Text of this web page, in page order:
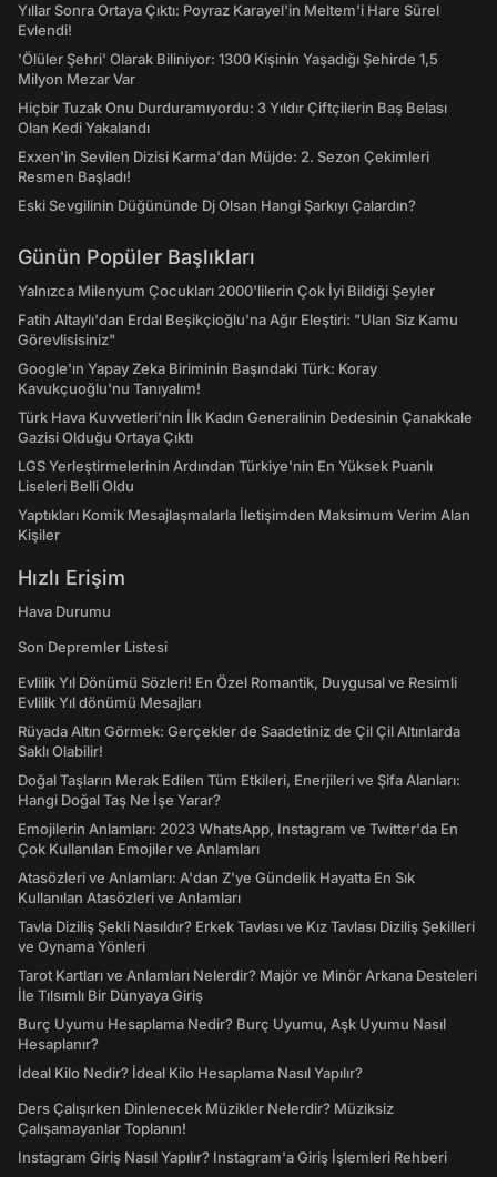
Yıllar Sonra Ortaya Çıktı: Poyraz Karayel'in Meltem'i Hare Sürel
Evlendi!
'Ölüler Şehri' Olarak Biliniyor: 1300 Kişinin Yaşadığı Şehirde 1,5
Milyon Mezar Var
Hiçbir Tuzak Onu Durduramıyordu: 3 Yıldır Çiftçilerin Baş Belası
Olan Kedi Yakalandı
Exxen'in Sevilen Dizisi Karma'dan Müjde: 2. Sezon Çekimleri
Resmen Başladı!
Eski Sevgilinin Düğününde Dj Olsan Hangi Şarkıyı Çalardın?
Günün Popüler Başlıkları
Yalnızca Milenyum Çocukları 2000'lilerin Çok İyi Bildiği Şeyler
Fatih Altaylı'dan Erdal Beşikçioğlu'na Ağır Eleştiri: "Ulan Siz Kamu
Görevlisisiniz"
Google'ın Yapay Zeka Biriminin Başındaki Türk: Koray
Kavukçuoğlu'nu Tanıyalım!
Türk Hava Kuvvetleri'nin İlk Kadın Generalinin Dedesinin Çanakkale
Gazisi Olduğu Ortaya Çıktı
LGS Yerleştirmelerinin Ardından Türkiye'nin En Yüksek Puanlı
Liseleri Belli Oldu
Yaptıkları Komik Mesajlaşmalarla İletişimden Maksimum Verim Alan
Kişiler
Hızlı Erişim
Hava Durumu
Son Depremler Listesi
Evlilik Yıl Dönümü Sözleri! En Özel Romantik, Duygusal ve Resimli
Evlilik Yıl dönümü Mesajları
Rüyada Altın Görmek: Gerçekler de Saadetiniz de Çil Çil Altınlarda
Saklı Olabilir!
Doğal Taşların Merak Edilen Tüm Etkileri, Enerjileri ve Şifa Alanları:
Hangi Doğal Taş Ne İşe Yarar?
Emojilerin Anlamları: 2023 WhatsApp, Instagram ve Twitter'da En
Çok Kullanılan Emojiler ve Anlamları
Atasözleri ve Anlamları: A'dan Z'ye Gündelik Hayatta En Sık
Kullanılan Atasözleri ve Anlamları
Tavla Diziliş Şekli Nasıldır? Erkek Tavlası ve Kız Tavlası Diziliş Şekilleri
ve Oynama Yönleri
Tarot Kartları ve Anlamları Nelerdir? Majör ve Minör Arkana Desteleri
İle Tılsımlı Bir Dünyaya Giriş
Burç Uyumu Hesaplama Nedir? Burç Uyumu, Aşk Uyumu Nasıl
Hesaplanır?
İdeal Kilo Nedir? İdeal Kilo Hesaplama Nasıl Yapılır?
Ders Çalışırken Dinlenecek Müzikler Nelerdir? Müziksiz
Çalışamayanlar Toplanın!
Instagram Giriş Nasıl Yapılır? Instagram'a Giriş İşlemleri Rehberi